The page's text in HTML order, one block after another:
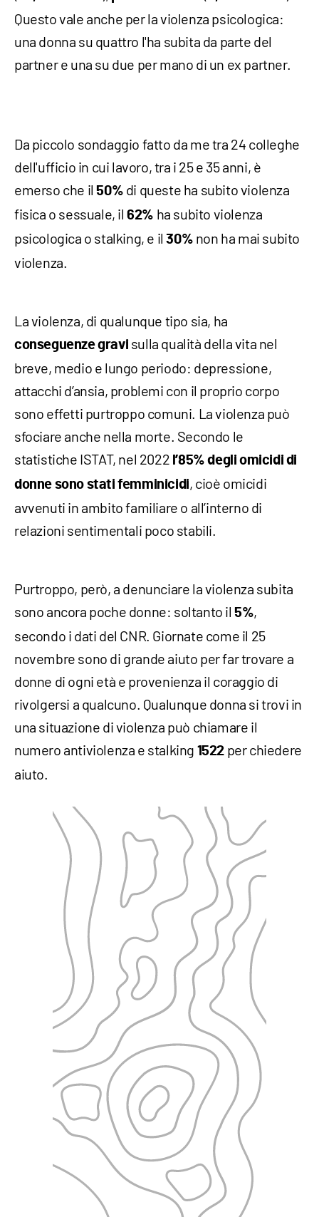
Questo vale anche per la violenza psicologica:
una donna su quattro l'ha subita da parte del
partner e una su due per mano di un ex partner.
Da piccolo sondaggio fatto da me tra 24 colleghe
dell'ufficio in cui lavoro, tra i 25 e 35 anni, è
emerso che il50% di queste ha subito violenza
fisica o sessuale, il62% ha subito violenza
psicologica o stalking, e il30% non ha mai subito
violenza.
La violenza, di qualunque tipo sia, ha
conseguenze gravi sulla qualità della vita nel
breve, medio e lungo periodo: depressione,
attacchi d’ansia, problemi con il proprio corpo
sono effetti purtroppo comuni. La violenza può
sfociare anche nella morte. Secondo le
statistiche ISTAT, nel 2022 l’85% degli omicidi di
donne sono stati femminicidi, cioè omicidi
avvenuti in ambito familiare o all’interno di
relazioni sentimentali poco stabili.
Purtroppo, però, a denunciare la violenza subita
sono ancora poche donne: soltanto il5%,
secondo i dati del CNR. Giornate come il 25
novembre sono di grande aiuto per far trovare a
donne di ogni età e provenienza il coraggio di
rivolgersi a qualcuno. Qualunque donna si trovi in
una situazione di violenza può chiamare il
numero antiviolenza e stalking 1522 per chiedere
aiuto.